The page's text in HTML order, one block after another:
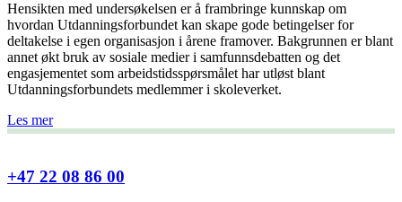
Hensikten med undersøkelsen er å frambringe kunnskap om
hvordan Utdanningsforbundet kan skape gode betingelser for
deltakelse i egen organisasjon i årene framover. Bakgrunnen er blant
annet økt bruk av sosiale medier i samfunnsdebatten og det
engasjementet som arbeidstidsspørsmålet har utløst blant
Utdanningsforbundets medlemmer i skoleverket.
Les mer
+47 22 08 86 00